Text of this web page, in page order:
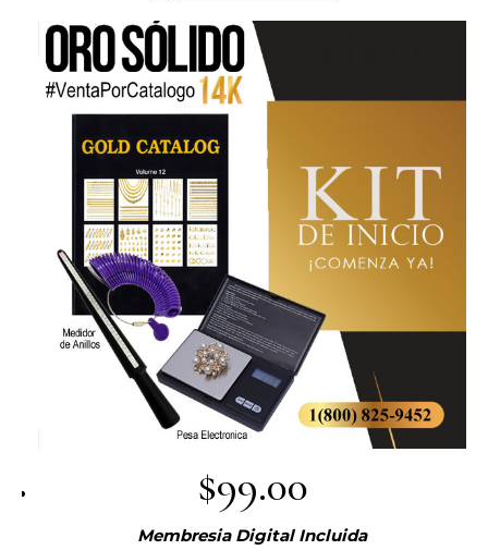
$99.00
Membresia Digital Incluida